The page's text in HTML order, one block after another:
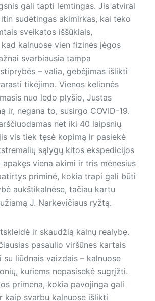
gali tapti lemtingas. Jis atvirai
sudėtingas akimirkas, kai teko
sveikatos iššūkiais,
kalnuose vien fizinės jėgos
svarbiausia tampa
– valia, gebėjimas išlikti
tikėjimo. Vienos kelionės
nuo ledo plyšio, Justas
ir, negana to, susirgo COVID-19.
net iki 40 laipsnių
vis tiek tęsė kopimą ir pasiekė
sąlygų kitos ekspedicijos
viena akimi ir tris mėnesius
priminė, kokia trapi gali būti
aukštikalnėse, tačiau kartu
J. Narkevičiaus ryžtą.
ir skaudžią kalnų realybę.
pasaulio viršūnes kartais
liūdnais vaizdais – kalnuose
kuriems nepasisekė sugrįžti.
pri­mena, kokia pavojinga gali
kaip svarbu kalnuose išlikti